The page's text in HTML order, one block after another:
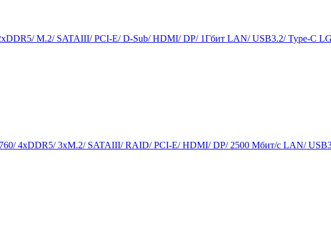
M.2/ SATAIII/ PCI-E/ D-Sub/ HDMI/ DP/ 1Гбит LAN/ USB3.2/ Type-C
4xDDR5/ 3xM.2/ SATAIII/ RAID/ PCI-E/ HDMI/ DP/ 2500 Мбит/с LAN/